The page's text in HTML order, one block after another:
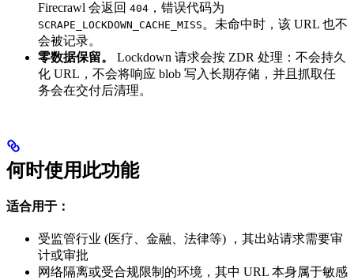
Firecrawl 会返回 404 ，错误代码为
SCRAPE_LOCKDOWN_CACHE_MISS。未命中时，该 URL 也不
会被记录。
零数据保留。
Lockdown 请求会按 ZDR 处理：不会持久
化 URL，不会将响应 blob 写入长期存储，并且抓取任
务会在交付后清理。
何时使用此功能
适合用于：
受监管行业 (医疗、金融、法律等) ，其出站请求需要审
计或审批
网络隔离或受合规限制的环境，其中 URL 本身属于敏感